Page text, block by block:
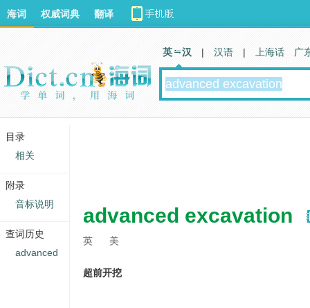
advanced excavation
英 美
超前开挖
海词 权威词典 翻译
英 汉 | 汉语 | 上海话 广
目录
相关
附录
音标说明
查词历史
advanced